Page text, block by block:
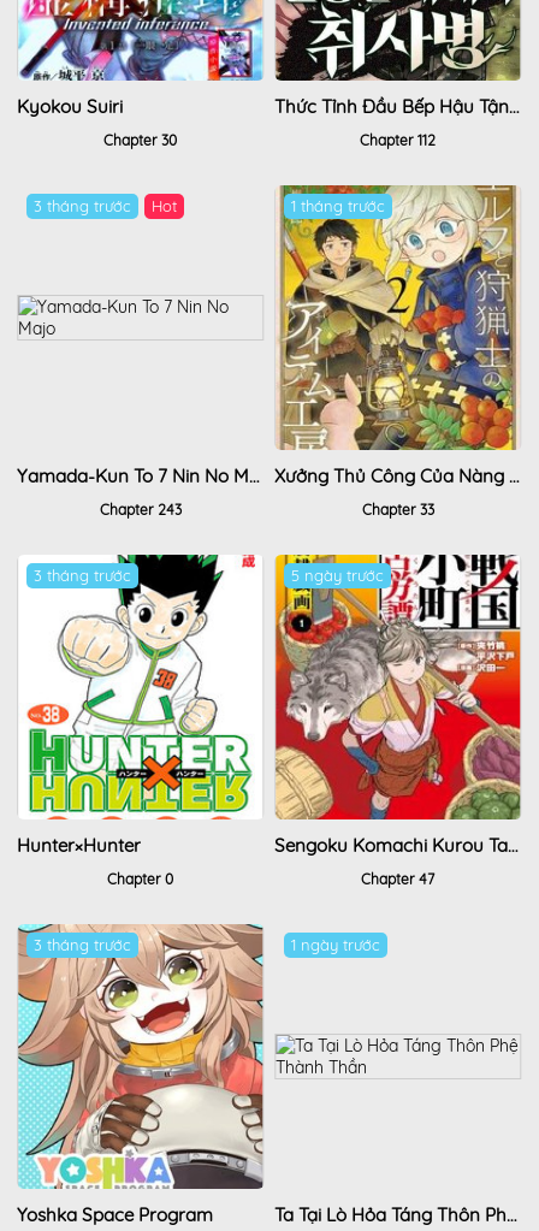
Kyokou Suiri
Chapter 30
Thức Tỉnh Đầu Bếp Hậu Tận Thế
Chapter 112
3 tháng trước Hot
Yamada-Kun To 7 Nin No Majo
Chapter 243
1 tháng trước
Xưởng Thủ Công Của Nàng Yêu Tinh Và Chàng Thợ Săn
Chapter 33
3 tháng trước
Hunter×Hunter
Chapter 0
5 ngày trước
Sengoku Komachi Kurou Tan!
Chapter 47
3 tháng trước
Yoshka Space Program
1 ngày trước
Ta Tại Lò Hỏa Táng Thôn Phệ Thành Thần